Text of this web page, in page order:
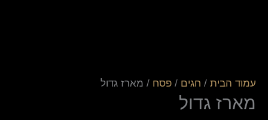
עמוד הבית / חגים / פסח / מארז גדול
מארז גדול